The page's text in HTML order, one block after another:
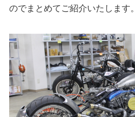
のでまとめてご紹介いたします。